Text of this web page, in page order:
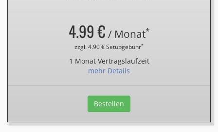
4.99 € / Monat*
zzgl. 4.90 € Setupgebühr*
1 Monat Vertragslaufzeit
mehr Details
Bestellen